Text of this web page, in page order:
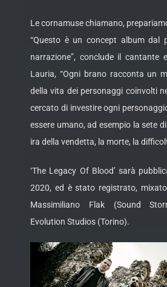
Le cornamuse chiamano,
“Questo è un concept album dal
narrazione”, conclude il cantante
Lauria, “Ogni brano racconta un
della vita dei personaggi coinvolti
cercato di investire ogni
essere umano, ad esempio la sete di
ira della vendetta, la morte, la
‘The Legacy Of Blood’ sarà
2020, ed è stato registrato,
Massimiliano Flak (Sound
Evolution Studios (Torino).